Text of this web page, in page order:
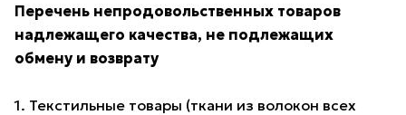
Перечень непродовольственных товаров
надлежащего качества, не подлежащих
обмену и возврату
1. Текстильные товары (ткани из волокон всех